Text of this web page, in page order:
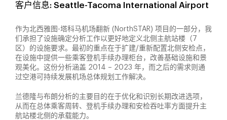
客户信息: Seattle-Tacoma International Airport
作为北西雅图-塔科马机场翻新 (NorthSTAR) 项目的一部分，我
们承担了设施确定分析工作以更好地定义北侧主航站楼（7
区）的设施要求。最初的重点在于扩建/重新配置北侧安检点，
在设施中提供一些乘客登机手续办理柜台，改善基础设施和景
观美化。这份分析涵盖 2014 – 2023 年，而之后的需求则通
过空港可持续发展机场总体规划工作解决。
兰德隆与布朗分析的主要目的在于优化和识别长期改进选项，
从而在总体乘客周转、登机手续办理和安检吞吐率方面提升主
航站楼北侧的承载能力。